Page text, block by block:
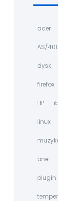
acer
AS/
dysk
firefox
HP
linux
one
plugin